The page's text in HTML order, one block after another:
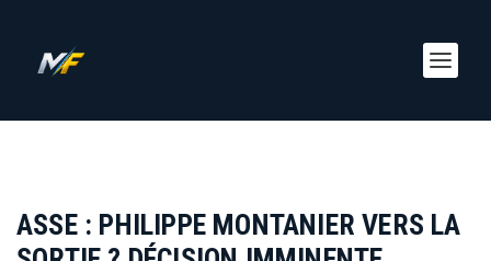
ASSE : PHILIPPE MONTANIER VERS LA